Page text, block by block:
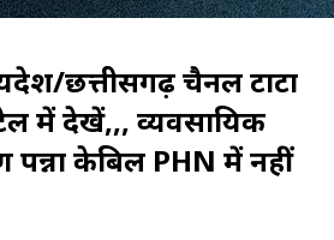
छत्तीसगढ़ चैनल टाटा
में देखें,,, व्यवसायिक
पन्ना केबिल PHN में नहीं